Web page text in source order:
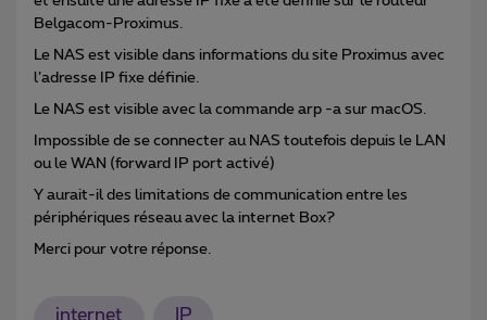
Belgacom-Proximus.
Le NAS est visible dans informations du site Proximus avec
l’adresse IP fixe définie.
Le NAS est visible avec la commande arp -a sur macOS.
Impossible de se connecter au NAS toutefois depuis le LAN
ou le WAN (forward IP port activé)
Y aurait-il des limitations de communication entre les
périphériques réseau avec la internet Box?
Merci pour votre réponse.
internet IP